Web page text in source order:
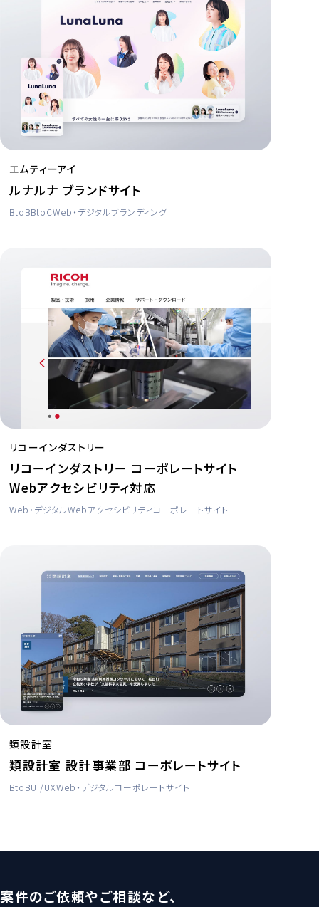
エムティーアイ
ルナルナ ブランドサイト
BtoBBtoCWeb・デジタルブランディング
リコーインダストリー
リコーインダストリー コーポレートサイト
Webアクセシビリティ対応
Web・デジタルWebアクセシビリティコーポレートサイト
類設計室
類設計室 設計事業部 コーポレートサイト
BtoBUI/UXWeb・デジタルコーポレートサイト
案件のご依頼やご相談など、